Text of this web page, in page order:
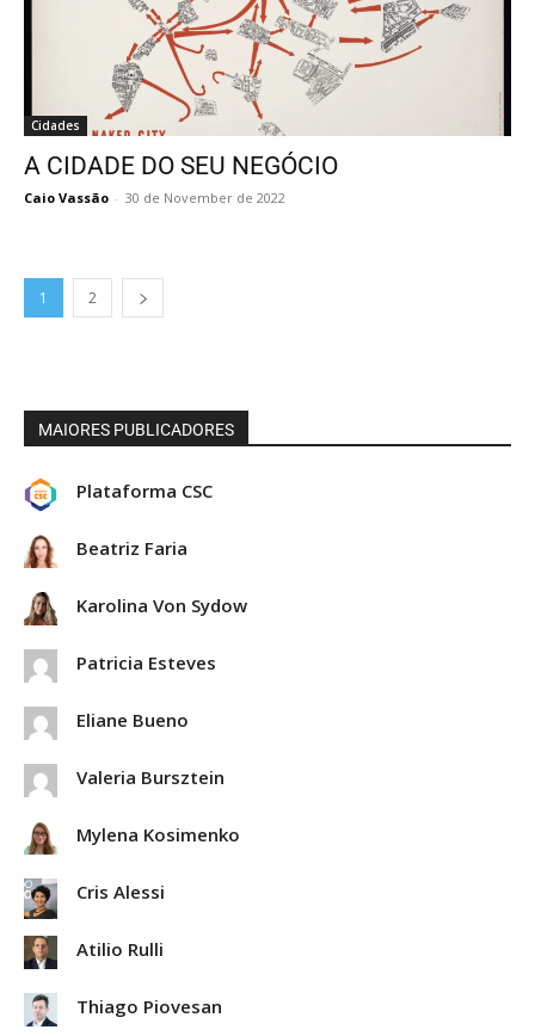
Cidades
A CIDADE DO SEU NEGÓCIO
Caio Vassão - 30 de November de 2022
1 2
MAIORES PUBLICADORES
Plataforma CSC
Beatriz Faria
Karolina Von Sydow
Patricia Esteves
Eliane Bueno
Valeria Bursztein
Mylena Kosimenko
Cris Alessi
Atilio Rulli
Thiago Piovesan